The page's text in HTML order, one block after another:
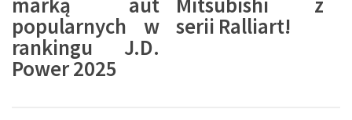
popularnych w
rankingu J.D.
Power 2025
serii Ralliart!